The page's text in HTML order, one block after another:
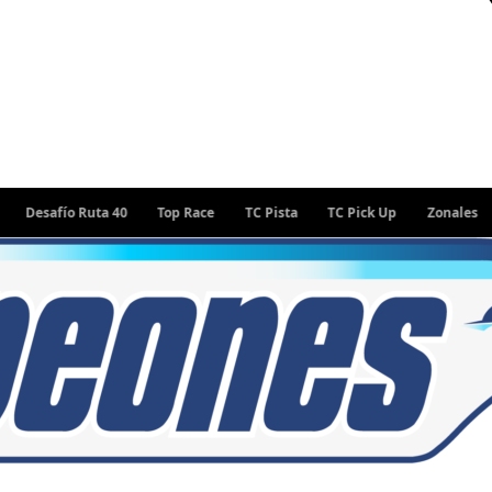
Ruta 40 Top Race TC Pista TC Pick Up Zonales